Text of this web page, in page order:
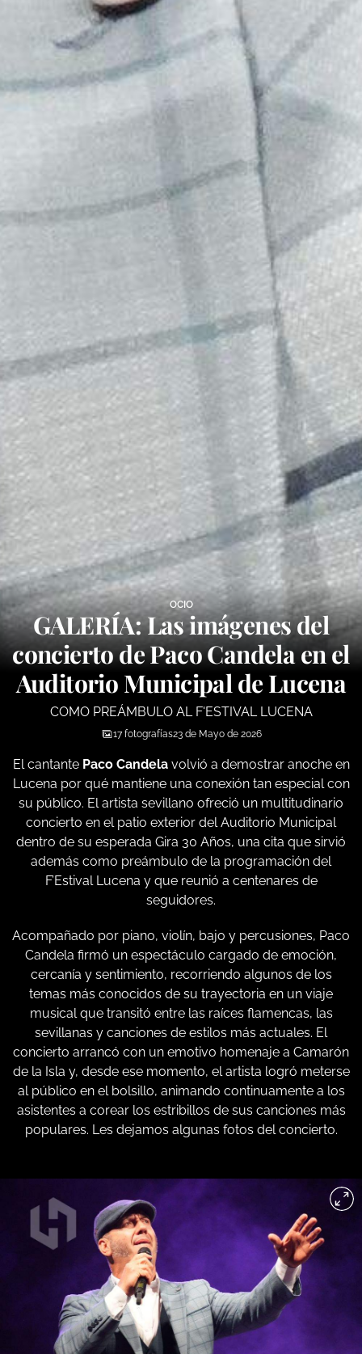
OCIO
GALERÍA: Las imágenes del
concierto de Paco Candela en el
Auditorio Municipal de Lucena
COMO PREÁMBULO AL F'ESTIVAL LUCENA
17 fotografías23 de Mayo de 2026
El cantante Paco Candelavolvió a demostrar anoche en
Lucena por qué mantiene una conexión tan especial con
su público. El artista sevillano ofreció un multitudinario
concierto en el patio exterior del Auditorio Municipal
dentro de su esperada Gira 30 Años, una cita que sirvió
además como preámbulo de la programación del
F’Estival Lucena y que reunió a centenares de
seguidores.
Acompañado por piano, violín, bajo y percusiones, Paco
Candela firmó un espectáculo cargado de emoción,
cercanía y sentimiento, recorriendo algunos de los
temas más conocidos de su trayectoria en un viaje
musical que transitó entre las raíces flamencas, las
sevillanas y canciones de estilos más actuales. El
concierto arrancó con un emotivo homenaje a Camarón
de la Isla y, desde ese momento, el artista logró meterse
al público en el bolsillo, animando continuamente a los
asistentes a corear los estribillos de sus canciones más
populares. Les dejamos algunas fotos del concierto.